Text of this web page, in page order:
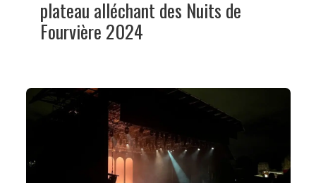
plateau alléchant des Nuits de
Fourvière 2024